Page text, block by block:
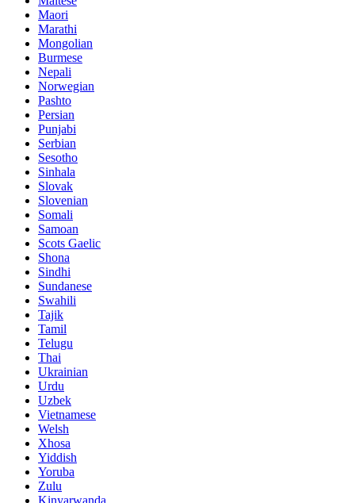
Maori
Marathi
Mongolian
Burmese
Nepali
Norwegian
Pashto
Persian
Punjabi
Serbian
Sesotho
Sinhala
Slovak
Slovenian
Somali
Samoan
Scots Gaelic
Shona
Sindhi
Sundanese
Swahili
Tajik
Tamil
Telugu
Thai
Ukrainian
Urdu
Uzbek
Vietnamese
Welsh
Xhosa
Yiddish
Yoruba
Zulu